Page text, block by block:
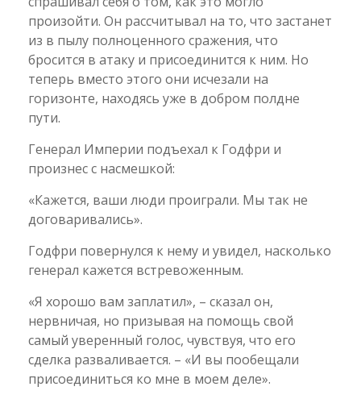
произойти. Он рассчитывал на то, что застанет
из в пылу полноценного сражения, что
бросится в атаку и присоединится к ним. Но
теперь вместо этого они исчезали на
горизонте, находясь уже в добром полдне
пути.
Генерал Империи подъехал к Годфри и
произнес с насмешкой:
«Кажется, ваши люди проиграли. Мы так не
договаривались».
Годфри повернулся к нему и увидел, насколько
генерал кажется встревоженным.
«Я хорошо вам заплатил», – сказал он,
нервничая, но призывая на помощь свой
самый уверенный голос, чувствуя, что его
сделка разваливается. – «И вы пообещали
присоединиться ко мне в моем деле».